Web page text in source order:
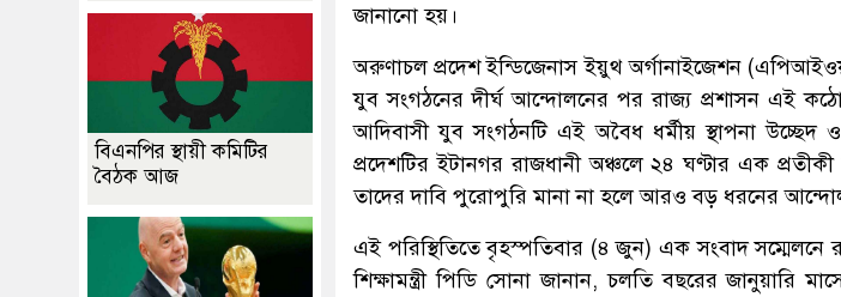
জানানো হয়।
অরুণাচল প্রদেশ ইন্ডিজেনাস ইয়ুথ অর্গানাইজেশন
যুব সংগঠনের দীর্ঘ আন্দোলনের পর রাজ্য প্রশাসন এই
আদিবাসী যুব সংগঠনটি এই অবৈধ ধর্মীয় স্থাপনা উচ্ছেদ
প্রদেশটির ইটানগর রাজধানী অঞ্চলে ২৪ ঘণ্টার এক
তাদের দাবি পুরোপুরি মানা না হলে আরও বড় ধরনের
এই পরিস্থিতিতে বৃহস্পতিবার (৪ জুন) এক সংবাদ সম্মেলনে
শিক্ষামন্ত্রী পিডি সোনা জানান, চলতি বছরের জানুয়ারি
বিএনপির স্থায়ী কমিটির
বৈঠক আজ